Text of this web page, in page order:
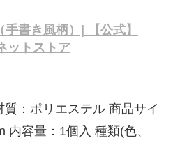
書き風柄）| 【公式】
ットストア
：ポリエステル 商品サイ
内容量：1個入 種類(色、